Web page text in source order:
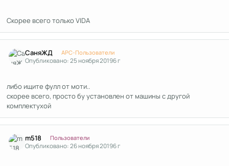
Скорее всего только VIDA
СаняЖД APC-Пользователи
Опубликовано:25 ноября 20196 г
либо ищите фулл от моти..
скорее всего, просто бу установлен от машины с другой
комплектухой
m518 Пользователи
Опубликовано:26 ноября 20196 г